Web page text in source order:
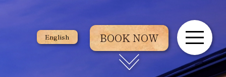
BOOK NOW
English